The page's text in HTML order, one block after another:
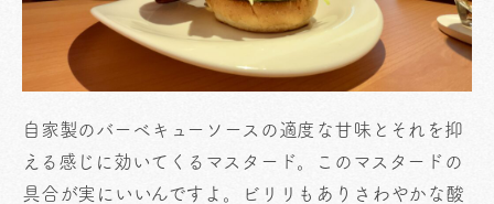
自家製のバーベキューソースの適度な甘味とそれを抑
える感じに効いてくるマスタード。このマスタードの
具合が実にいいんですよ。ビリリもありさわやかな酸